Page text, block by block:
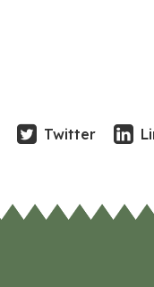
Twitter